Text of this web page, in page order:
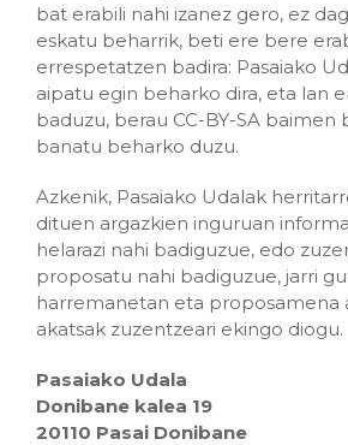
bat erabili nahi izanez gero, ez
eskatu beharrik, beti ere bere
errespetatzen badira: Pasaiako
aipatu egin beharko dira, eta lan
baduzu, berau CC-BY-SA baimen
banatu beharko duzu.
Azkenik, Pasaiako Udalak
dituen argazkien inguruan
helarazi nahi badiguzue, edo
proposatu nahi badiguzue, jarri
harremanetan eta proposamena
akatsak zuzentzeari ekingo diogu.
Pasaiako Udala
Donibane kalea 19
20110 Pasai Donibane